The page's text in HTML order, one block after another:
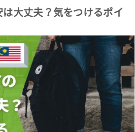
大丈夫？気をつけるポイ